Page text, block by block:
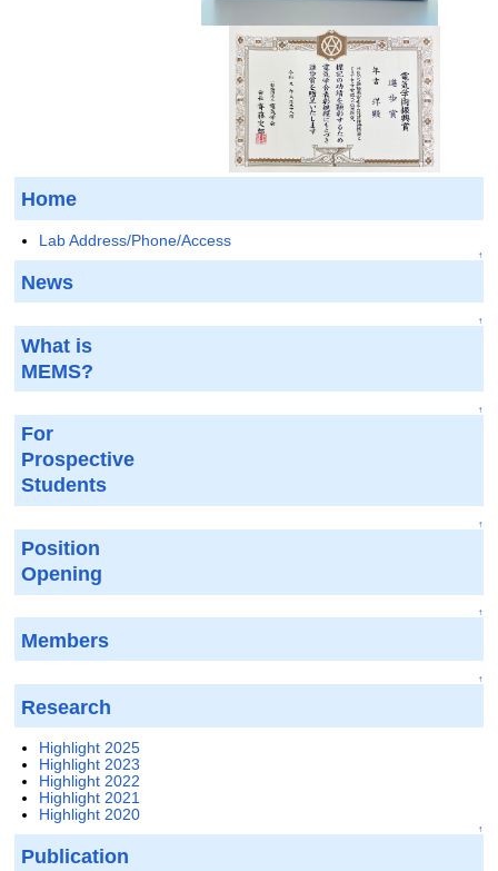
Home
Lab Address/Phone/Access
↑
News
↑
What is
MEMS?
↑
For
Prospective
Students
↑
Position
Opening
↑
Members
↑
Research
Highlight 2025
Highlight 2023
Highlight 2022
Highlight 2021
Highlight 2020
↑
Publication